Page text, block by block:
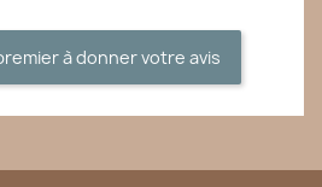
à donner votre avis